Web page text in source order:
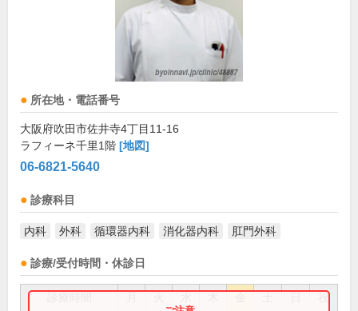
所在地・電話番号
大阪府吹田市佐井寺4丁目11-16
ラフィーネ千里1階 [地図]
06-6821-5640
診療科目
内科 外科 循環器内科 消化器内科 肛門外科
診療/受付時間・休診日
祝